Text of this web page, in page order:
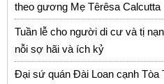
theo gương Mẹ Têrêsa Calcutta
Tuần lễ cho người di cư và tị
nỗi sợ hãi và ích kỷ
Đại sứ quán Đài Loan cạnh Tòa